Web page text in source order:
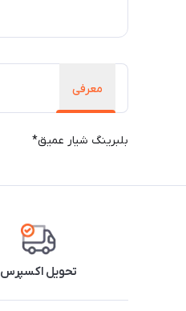
معرفی
بلبرینگ شیار عمیق*
تحویل اکسپرس